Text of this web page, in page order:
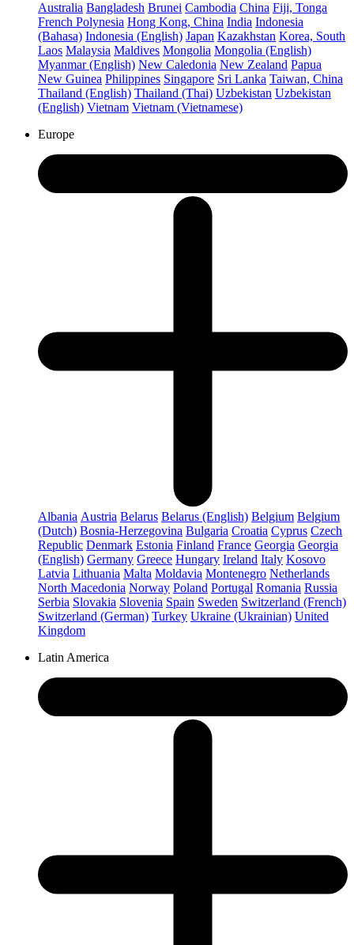
Australia Bangladesh Brunei Cambodia China Fiji, Tonga
French Polynesia Hong Kong, China India Indonesia
(Bahasa) Indonesia (English) Japan Kazakhstan Korea, South
Laos Malaysia Maldives Mongolia Mongolia (English)
Myanmar (English) New Caledonia New Zealand Papua
New Guinea Philippines Singapore Sri Lanka Taiwan, China
Thailand (English) Thailand (Thai) Uzbekistan Uzbekistan
(English) Vietnam Vietnam (Vietnamese)
Europe
Albania Austria Belarus Belarus (English) Belgium Belgium
(Dutch) Bosnia-Herzegovina Bulgaria Croatia Cyprus Czech
Republic Denmark Estonia Finland France Georgia Georgia
(English) Germany Greece Hungary Ireland Italy Kosovo
Latvia Lithuania Malta Moldavia Montenegro Netherlands
North Macedonia Norway Poland Portugal Romania Russia
Serbia Slovakia Slovenia Spain Sweden Switzerland (French)
Switzerland (German) Turkey Ukraine (Ukrainian) United
Kingdom
Latin America